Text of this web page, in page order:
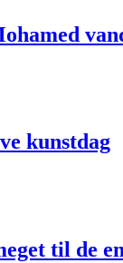
kunstdag
til de